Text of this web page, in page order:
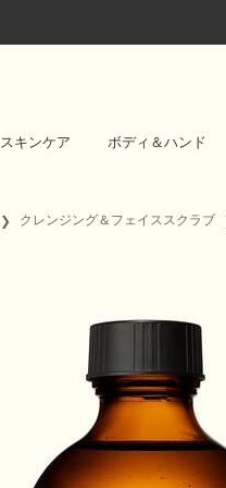
スキンケア ボディ＆ハンド
クレンジング＆フェイススクラブ